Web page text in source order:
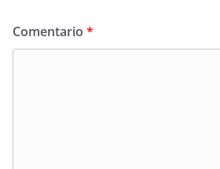
Comentario *